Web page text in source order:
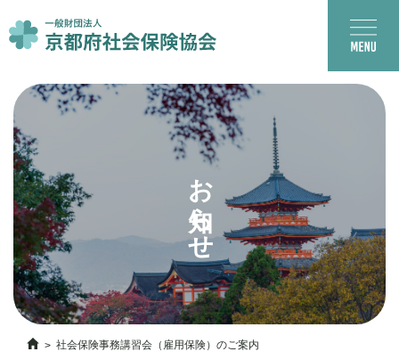
お知らせ
社会保険事務講習会（雇用保険）のご案内